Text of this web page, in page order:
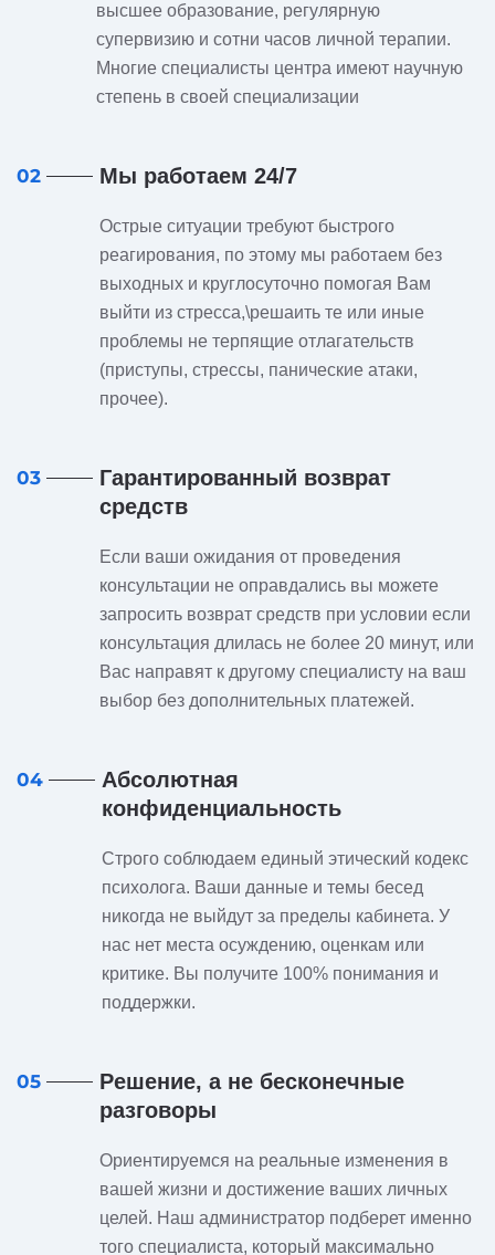
высшее образование, регулярную
супервизию и сотни часов личной терапии.
Многие специалисты центра имеют научную
степень в своей специализации
02 Мы работаем 24/7
Острые ситуации требуют быстрого
реагирования, по этому мы работаем без
выходных и круглосуточно помогая Вам
выйти из стресса,\решаить те или иные
проблемы не терпящие отлагательств
(приступы, стрессы, панические атаки,
прочее).
03
Гарантированный возврат
средств
Если ваши ожидания от проведения
консультации не оправдались вы можете
запросить возврат средств при условии если
консультация длилась не более 20 минут, или
Вас направят к другому специалисту на ваш
выбор без дополнительных платежей.
04
Абсолютная
конфиденциальность
Строго соблюдаем единый этический кодекс
психолога. Ваши данные и темы бесед
никогда не выйдут за пределы кабинета. У
нас нет места осуждению, оценкам или
критике. Вы получите 100% понимания и
поддержки.
05
Решение, а не бесконечные
разговоры
Ориентируемся на реальные изменения в
вашей жизни и достижение ваших личных
целей. Наш администратор подберет именно
того специалиста, который максимально